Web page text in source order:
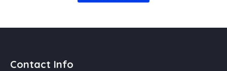
Contact Info